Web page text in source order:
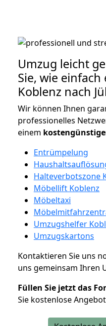
Umzug leicht
Sie, wie
Koblenz nach
Wir können Ihnen
professionelles
einem
Entrümpelung
Halteverbotszone
Möbellift Koblenz
Möbeltaxi
Umzugshelfer
Umzugskartons
Kontaktieren Sie uns
uns gemeinsam Ihren
Füllen Sie jetzt das
Sie kostenlose